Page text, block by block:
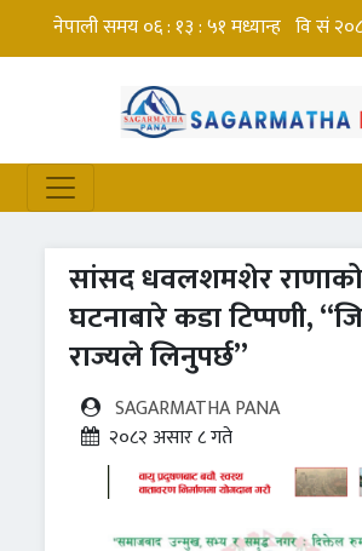
सांसद धवलशमशेर
घटनाबारे कडा टिप्पणी,
राज्यले लिनुपर्छ”
SAGARMATHA PANA
२०८२ असार ८ गते